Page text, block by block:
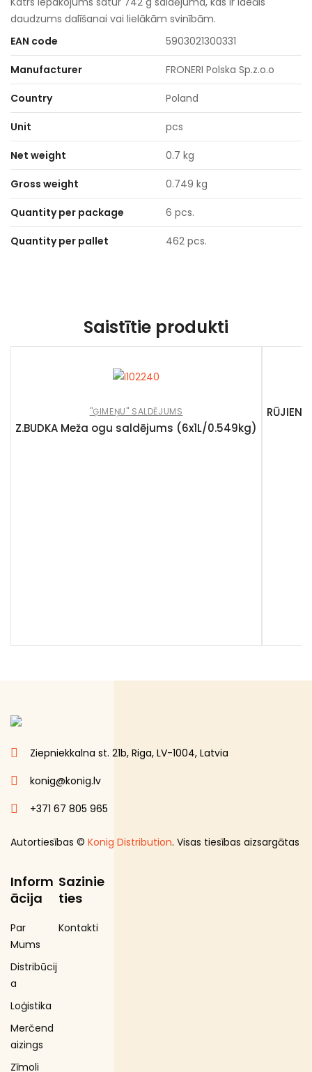
daudzums dalīšanai vai lielākām svinībām.
EAN code
5903021300331
Manufacturer FRONERI Polska Sp.z.o.o
Country Poland
Unit pcs
Net weight 0.7 kg
Gross weight 0.749 kg
Quantity per package 6 pcs.
Quantity per pallet 462 pcs.
Saistītie produkti
"ĢIMEŅU" SALDĒJUMS
Z.BUDKA Meža ogu saldējums (6x1L/0.549kg)
Ziepniekkalna st. 21b, Riga, LV-1004, Latvia
konig@konig.lv
+371 67 805 965
Autortiesības © Konig Distribution. Visas tiesības aizsargātas
Inform
ācija
Par
Mums
Distribūcij
a
Loģistika
Merčend
aizings
Zīmoli
Sazinie
ties
Kontakti